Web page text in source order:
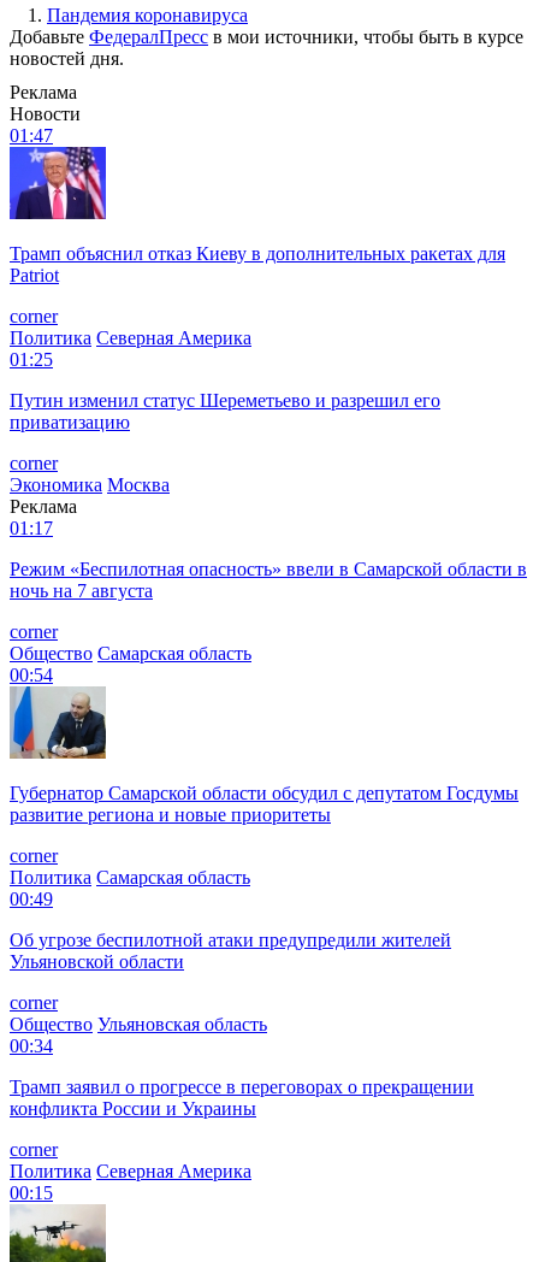
1. Пандемия коронавируса
Добавьте ФедералПресс в мои источники, чтобы быть в курсе
новостей дня.
Реклама
Новости
01:47
Трамп объяснил отказ Киеву в дополнительных ракетах для
Patriot
corner
Политика Северная Америка
01:25
Путин изменил статус Шереметьево и разрешил его
приватизацию
corner
Экономика Москва
Реклама
01:17
Режим «Беспилотная опасность» ввели в Самарской области в
ночь на 7 августа
corner
Общество Самарская область
00:54
Губернатор Самарской области обсудил с депутатом Госдумы
развитие региона и новые приоритеты
corner
Политика Самарская область
00:49
Об угрозе беспилотной атаки предупредили жителей
Ульяновской области
corner
Общество Ульяновская область
00:34
Трамп заявил о прогрессе в переговорах о прекращении
конфликта России и Украины
corner
Политика Северная Америка
00:15